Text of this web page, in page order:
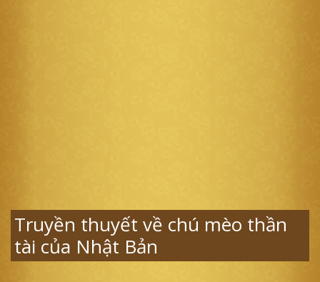
Truyền thuyết về chú mèo thần
tài của Nhật Bản